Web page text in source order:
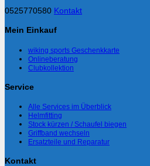
0525770580 Kontakt
Mein Einkauf
wiking sports Geschenkkarte
Onlineberatung
Clubkollektion
Service
Alle Services im Überblick
Helmfitting
Stock kürzen / Schaufel biegen
Griffband wechseln
Ersatzteile und Reparatur
Kontakt